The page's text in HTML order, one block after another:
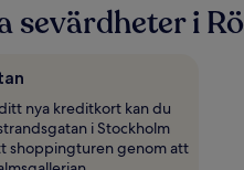
sevärdheter i
nya kreditkort kan du
i Stockholm
shoppingturen genom att